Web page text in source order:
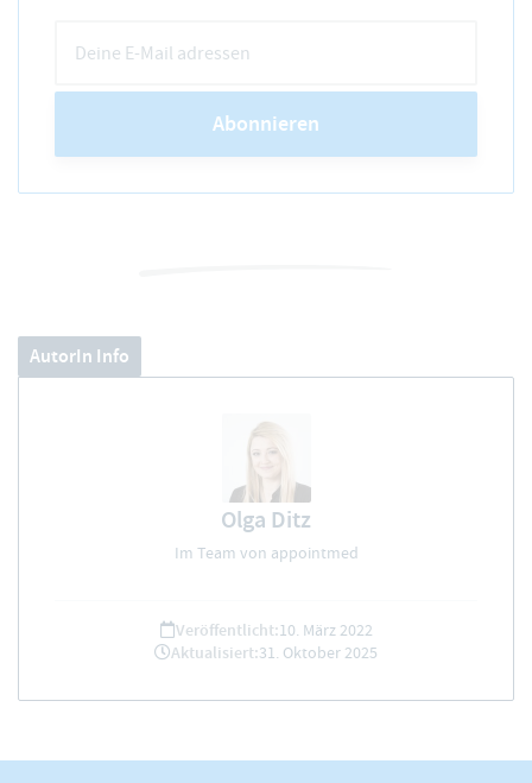
Abonnieren
AutorIn Info
Olga Ditz
Im Team von appointmed
Veröffentlicht:10. März 2022
Aktualisiert:31. Oktober 2025